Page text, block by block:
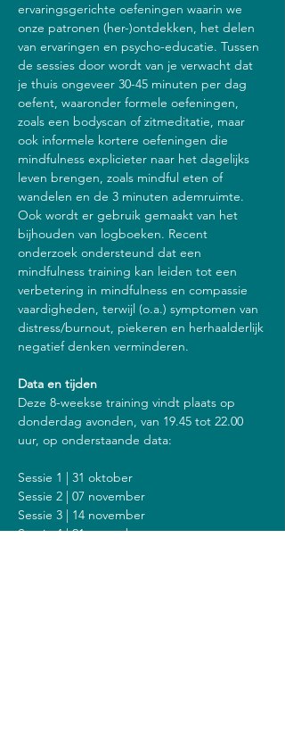
ervaringsgerichte oefeningen waarin we
onze patronen (her-)ontdekken, het delen
van ervaringen en psycho-educatie. Tussen
de sessies door wordt van je verwacht dat
je thuis ongeveer 30-45 minuten per dag
oefent, waaronder formele oefeningen,
zoals een bodyscan of zitmeditatie, maar
ook informele kortere oefeningen die
mindfulness explicieter naar het dagelijks
leven brengen, zoals mindful eten of
wandelen en de 3 minuten ademruimte.
Ook wordt er gebruik gemaakt van het
bijhouden van logboeken. Recent
onderzoek ondersteund dat een
mindfulness training kan leiden tot een
verbetering in mindfulness en compassie
vaardigheden, terwijl (o.a.) symptomen van
distress/burnout, piekeren en herhaalderlijk
negatief denken verminderen.
Data en tijden
Deze 8-weekse training vindt plaats op
donderdag avonden, van 19.45 tot 22.00
uur, op onderstaande data:
Sessie 1 | 31 oktober
Sessie 2 | 07 november
Sessie 3 | 14 november
Sessie 4 | 21 november